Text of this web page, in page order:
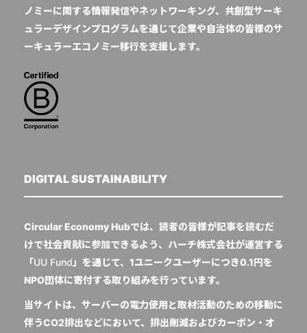
ノミーに関する情報発信やネットワーキング、共創型サーキ
ュラーデザインプログラムを通じて企業や自治体の皆様のサ
ーキュラーエコノミー移行を支援します。
DIGITAL SUSTAINABILITY
Circular Economy Hubでは、読者の皆様が記事を読むだ
けで社会貢献に参加できるよう、ハーチ株式会社が運営する
「UU Fund」を通じて、1ユニークユーザーにつき0.1円を
NPO団体に寄付する取り組みを行っています。
当サイトは、サーバーの電力使用と取材活動のための移動に
伴うCO2排出などにおいて、排出削減およびカーボン・オ